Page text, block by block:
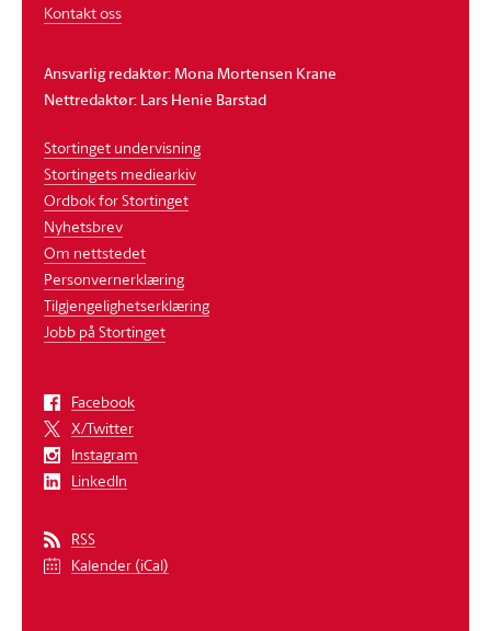
Kontakt oss
Ansvarlig redaktør: Mona Mortensen Krane
Nettredaktør: Lars Henie Barstad
Stortinget undervisning
Stortingets mediearkiv
Ordbok for Stortinget
Nyhetsbrev
Om nettstedet
Personvernerklæring
Tilgjengelighetserklæring
Jobb på Stortinget
Facebook
X/Twitter
Instagram
LinkedIn
RSS
Kalender (iCal)